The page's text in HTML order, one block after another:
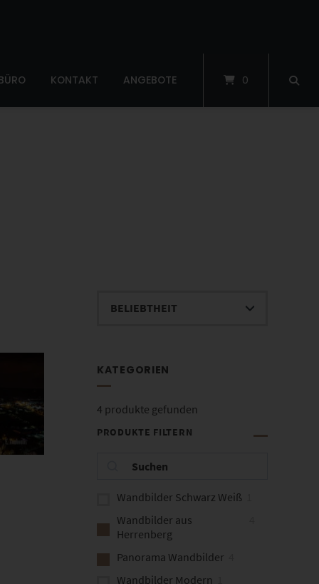
KONTAKT ANGEBOTE 0
KATEGORIEN
4 produkte gefunden
PRODUKTE FILTERN
Wandbilder Schwarz Weiß
Wandbilder aus
Herrenberg
Panorama Wandbilder
Wandbilder Modern